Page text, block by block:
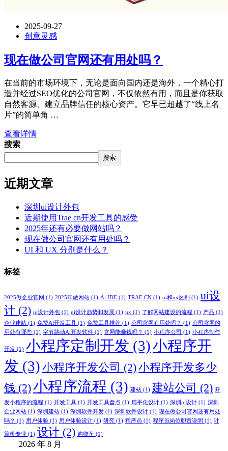
2025-09-27
创意灵感
现在做公司官网还有用处吗？
在当前的市场环境下，无论是面向国内还是海外，一个精心打
造并经过SEO优化的公司官网，不仅依然有用，而且是你获取
自然客源、建立品牌信任的核心资产。它早已超越了“线上名
片”的简单角 …
查看详情
搜索
搜索
近期文章
深圳ui设计外包
近期使用Trae cn开发工具的感受
2025年还有必要做网站吗？
现在做公司官网还有用处吗？
UI 和 UX 分别是什么？
标签
2025做企业官网 (1) 2025年做网站 (1) Ai IDE (1) TRAE CN (1) ui和ux区别 (1) ui设
计 (2) ui设计外包 (1) ui设计趋势和发展 (1) ux (1) 了解网站建设的流程 (1) 产品 (1)
企业建站 (1) 免费Ai开发工具 (1) 免费工具推荐 (1) 公司官网有用处吗？ (1) 公司官网的
用处有哪些 (1) 字节跳动Ai开发软件 (1) 官网能赚钱吗？ (1) 小程序公司 (1) 小程序制作
开发 (1) 小程序定制开发 (3)小程序开
发 (3) 小程序开发公司 (2)小程序开发多少
钱 (2)小程序流程 (3) 建站 (1) 建站公司 (2) 开
发小程序的流程 (1) 开发工具 (1) 开发工具盘点 (1) 扁平化设计 (1) 深圳ui设计 (1) 深圳
企业网站 (1) 深圳建站 (1) 深圳软件开发 (1) 深圳软件设计 (1) 现在做公司官网还有用处
吗？ (1) 用户体验 (1) 用户体验设计 (1) 研究 (1) 程序员 (1) 程序员岗位职责说明 (1) 计
算机专业 (1) 设计 (2) 购物车 (1)
2026 年 8 月